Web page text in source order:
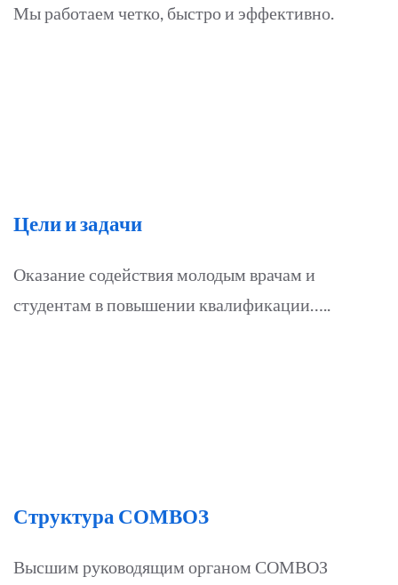
Мы работаем четко, быстро и эффективно.
Цели и задачи
Оказание содействия молодым врачам и
студентам в повышении квалификации…..
Структура СОМВОЗ
Высшим руководящим органом СОМВОЗ